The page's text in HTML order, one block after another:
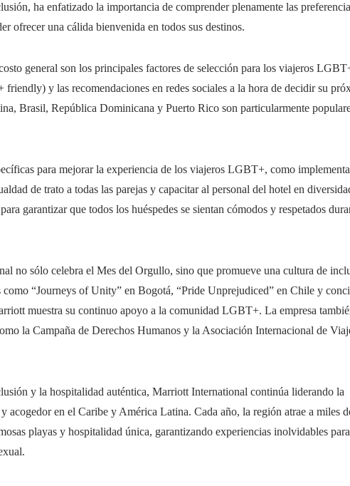
ha enfatizado la importancia de comprender plenamente las
ofrecer una cálida bienvenida en todos sus destinos.
general son los principales factores de selección para los viajeros
y las recomendaciones en redes sociales a la hora de decidir su
Brasil, República Dominicana y Puerto Rico son particularmente
para mejorar la experiencia de los viajeros LGBT+, como
de trato a todas las parejas y capacitar al personal del hotel en
garantizar que todos los huéspedes se sientan cómodos y respetados
no sólo celebra el Mes del Orgullo, sino que promueve una cultura de
como “Journeys of Unity” en Bogotá, “Pride Unprejudiced” en Chile y
muestra su continuo apoyo a la comunidad LGBT+. La empresa
la Campaña de Derechos Humanos y la Asociación Internacional de
y la hospitalidad auténtica, Marriott International continúa liderando la
acogedor en el Caribe y América Latina. Cada año, la región atrae a miles
playas y hospitalidad única, garantizando experiencias inolvidables